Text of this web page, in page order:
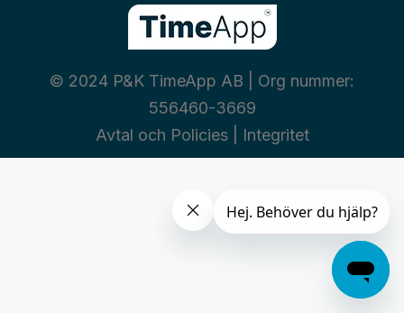
© 2024 P&K TimeApp AB | Org nummer:
556460-3669
Avtal och Policies| Integritet